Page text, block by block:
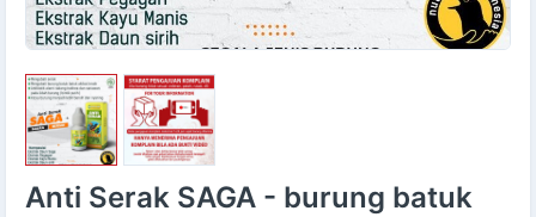
Anti Serak SAGA - burung batuk